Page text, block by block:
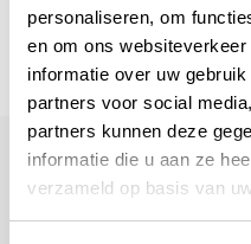
personaliseren, om
en om ons
informatie over uw
partners voor social
partners kunnen deze
informatie die u aan ze
verzameld op basis van
180.000+ Klanten | 5.000+
Google
Reviews:
woord